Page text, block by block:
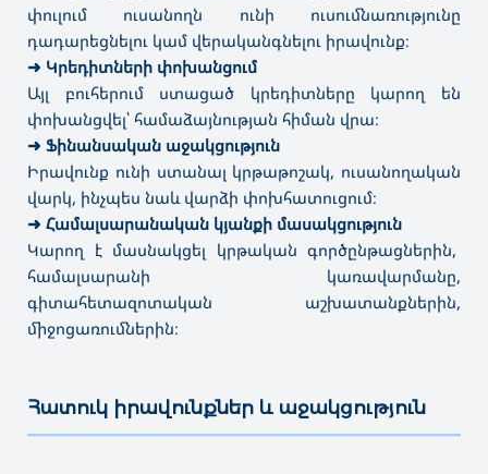
փուլում ուսանողն ունի ուսումնառությունը
դադարեցնելու կամ վերականգնելու իրավունք։
➜ Կրեդիտների փոխանցում
Այլ բուհերում ստացած կրեդիտները կարող են
փոխանցվել՝ համաձայնության հիման վրա։
➜ Ֆինանսական աջակցություն
Իրավունք ունի ստանալ կրթաթոշակ, ուսանողական
վարկ, ինչպես նաև վարձի փոխհատուցում։
➜ Համալսարանական կյանքի մասակցություն
Կարող է մասնակցել կրթական գործընթացներին,
համալսարանի կառավարմանը,
գիտահետազոտական աշխատանքներին,
միջոցառումներին։
Հատուկ իրավունքներ և աջակցություն